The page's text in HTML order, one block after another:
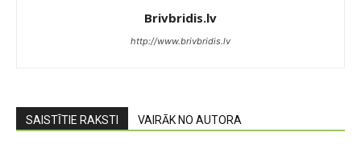
Brivbridis.lv
http://www.brivbridis.lv
SAISTĪTIE RAKSTI VAIRĀK NO AUTORA